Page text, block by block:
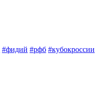
#фидий #рфб #кубокроссии